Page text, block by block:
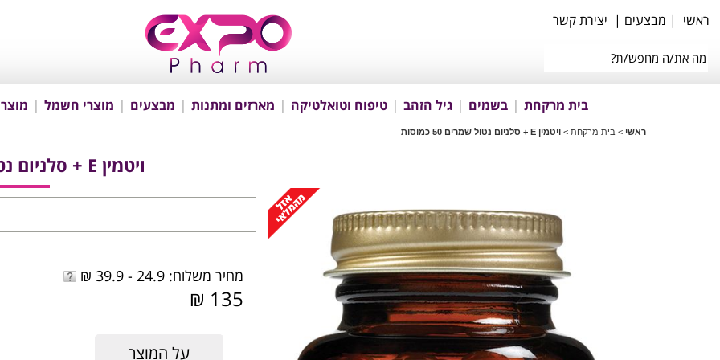
ראשי | מבצעים | יצירת קשר
בית מרקחת בשמים גיל הזהב טיפוח וטואלטיקה מארזים ומתנות מבצעים מוצרי חשמל
ראשי > בית מרקחת > ויטמין E + סלניום נטול שמרים 50 כמוסות
ויטמין E + סלניום נטול שמרים 50 כמוסות
מחיר משלוח: 24.9 - 39.9 ₪
135 ₪
על המוצר